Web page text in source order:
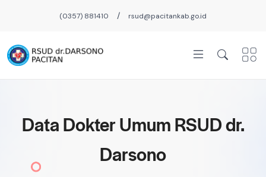
(0357) 881410 / rsud@pacitankab.go.id
Data Dokter Umum RSUD dr.
Darsono